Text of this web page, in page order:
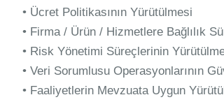
• Ücret Politikasının Yürütülmesi
• Firma / Ürün / Hizmetlere Bağlılık
• Risk Yönetimi Süreçlerinin
• Veri Sorumlusu Operasyonlarının
• Faaliyetlerin Mevzuata Uygun